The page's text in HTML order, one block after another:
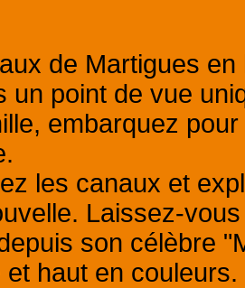
de Martigues en
un point de vue
embarquez
les canaux et
Laissez-
son célèbre
haut en couleurs.